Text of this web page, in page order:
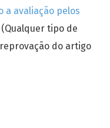
a avaliação pelos
tipo de
do artigo